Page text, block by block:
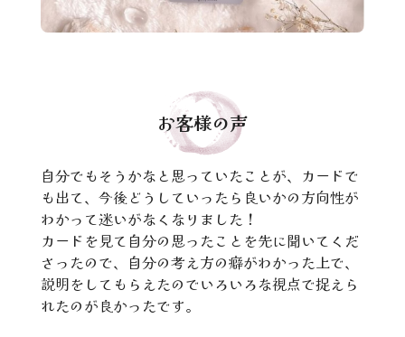
お客様の声
自分でもそうかなと思っていたことが、カードで
も出て、今後どうしていったら良いかの方向性が
わかって迷いがなくなりました！
カードを見て自分の思ったことを先に聞いてくだ
さったので、自分の考え方の癖がわかった上で、
説明をしてもらえたのでいろいろな視点で捉えら
れたのが良かったです。